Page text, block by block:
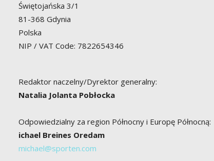
Świętojańska 3/1
81-368 Gdynia
Polska
NIP / VAT Code: 7822654346
Redaktor naczelny/Dyrektor generalny:
Natalia Jolanta Pobłocka
Odpowiedzialny za region Północny i Europę Północną:
ichael Breines Oredam
michael@sporten.com